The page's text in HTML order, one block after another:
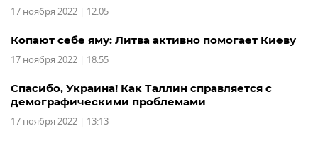
17 ноября 2022 | 12:05
Копают себе яму: Литва активно помогает Киеву
17 ноября 2022 | 18:55
Спасибо, Украина! Как Таллин справляется с
демографическими проблемами
17 ноября 2022 | 13:13